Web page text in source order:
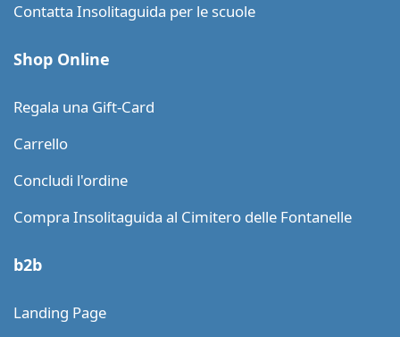
Contatta Insolitaguida per le scuole
Shop Online
Regala una Gift-Card
Carrello
Concludi l'ordine
Compra Insolitaguida al Cimitero delle Fontanelle
b2b
Landing Page